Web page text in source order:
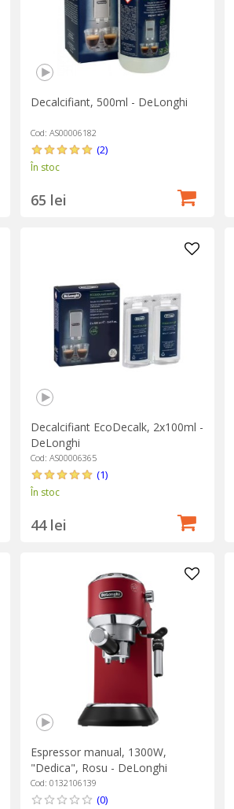
Decalcifiant, 500ml - DeLonghi
Cod: AS00006182
(2)
În stoc
65 lei
Decalcifiant EcoDecalk, 2x100ml -
DeLonghi
Cod: AS00006365
(1)
În stoc
44 lei
Espressor manual, 1300W,
"Dedica", Rosu - DeLonghi
Cod: 0132106139
(0)